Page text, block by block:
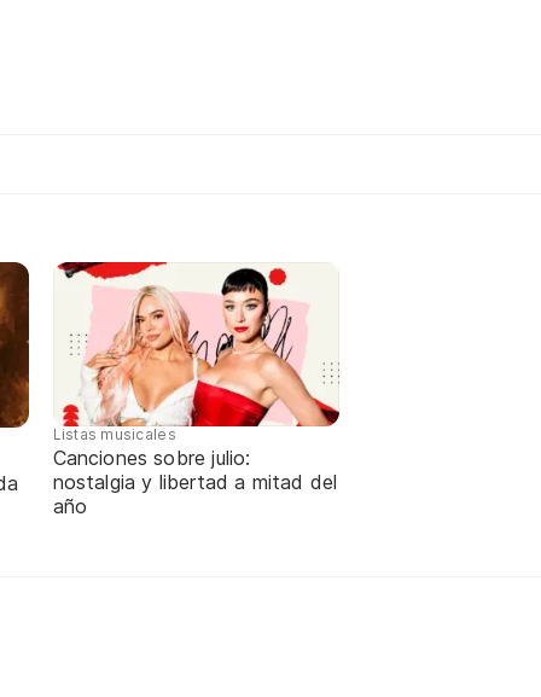
Listas musicales
Canciones sobre julio:
nostalgia y libertad a mitad del
año